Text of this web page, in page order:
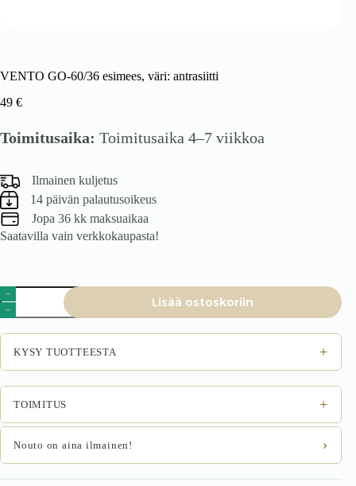
VENTO GO-60/36 esimees, väri: antrasiitti
49 €
Toimitusaika: Toimitusaika 4–7 viikkoa
Ilmainen kuljetus
14 päivän palautusoikeus
Jopa 36 kk maksuaikaa
Saatavilla vain verkkokaupasta!
VENTO
GO-
60/36
esimees,
väri:
antrasiitti
määrä
Lisää ostoskoriin
KYSY TUOTTEESTA +
TOIMITUS +
Nouto on aina ilmainen! ›